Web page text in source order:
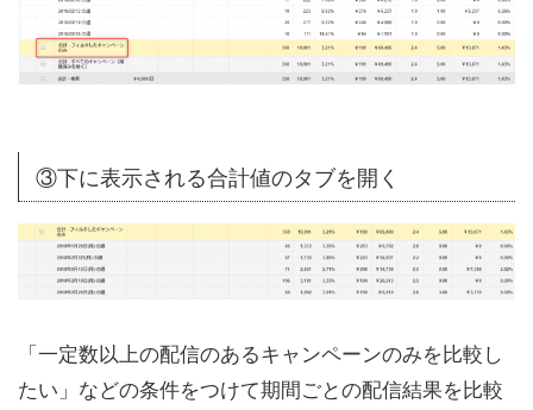
③下に表示される合計値のタブを開く
「一定数以上の配信のあるキャンペーンのみを比較し
たい」などの条件をつけて期間ごとの配信結果を比較